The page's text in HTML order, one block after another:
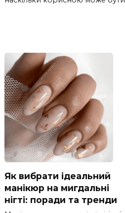
Як вибрати ідеальний
манікюр на мигдальні
нігті: поради та тренди